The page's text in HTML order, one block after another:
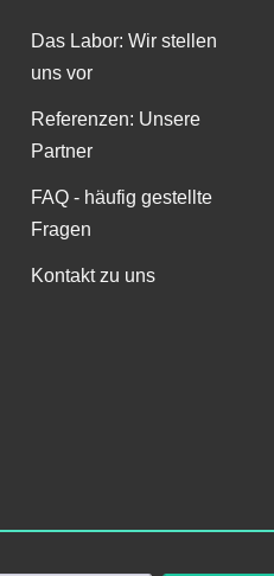
Das Labor: Wir stellen
uns vor
Referenzen: Unsere
Partner
FAQ - häufig gestellte
Fragen
Kontakt zu uns